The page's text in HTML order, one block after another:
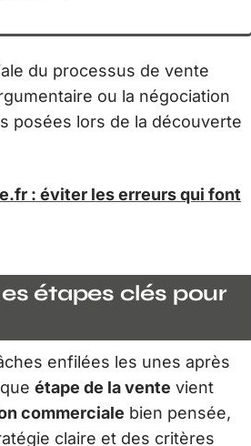
du processus de vente
ou la négociation
posées lors de la découverte
: éviter les erreurs qui font
étapes clés pour
enfilées les unes après
étape de la vente vient
commerciale bien pensée,
claire et des critères